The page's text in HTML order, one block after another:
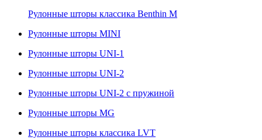
Рулонные шторы классика Benthin M
Рулонные шторы MINI
Рулонные шторы UNI-1
Рулонные шторы UNI-2
Рулонные шторы UNI-2 с пружиной
Рулонные шторы MG
Рулонные шторы классика LVT